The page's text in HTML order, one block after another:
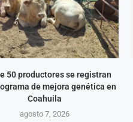
50 productores se registran
de mejora genética en
Coahuila
agosto 7, 2026